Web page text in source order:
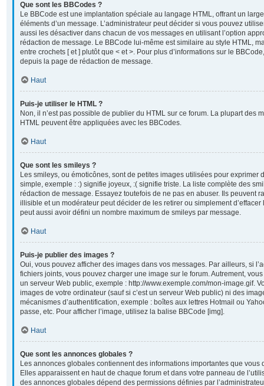
Que sont les BBCodes ?
Le BBCode est une implantation spéciale au langage HTML, offrant un
éléments d’un message. L’administrateur peut décider si vous pouvez
aussi les désactiver dans chacun de vos messages en utilisant l’option
rédaction de message. Le BBCode lui-même est similaire au style HTML,
entre crochets [ et ] plutôt que < et >. Pour plus d’informations sur le
depuis la page de rédaction de message.
Haut
Puis-je utiliser le HTML ?
Non, il n’est pas possible de publier du HTML sur ce forum. La plupart des
HTML peuvent être appliquées avec les BBCodes.
Haut
Que sont les smileys ?
Les smileys, ou émoticônes, sont de petites images utilisées pour exprimer
simple, exemple : :) signifie joyeux, :( signifie triste. La liste complète des
rédaction de message. Essayez toutefois de ne pas en abuser. Ils peuvent
illisible et un modérateur peut décider de les retirer ou simplement d’effacer
peut aussi avoir défini un nombre maximum de smileys par message.
Haut
Puis-je publier des images ?
Oui, vous pouvez afficher des images dans vos messages. Par ailleurs, si
fichiers joints, vous pouvez charger une image sur le forum. Autrement,
un serveur Web public, exemple : http://www.exemple.com/mon-image.gif.
images de votre ordinateur (sauf si c’est un serveur Web public) ni des
mécanismes d’authentification, exemple : boîtes aux lettres Hotmail ou
passe, etc. Pour afficher l’image, utilisez la balise BBCode [img].
Haut
Que sont les annonces globales ?
Les annonces globales contiennent des informations importantes que vous
Elles apparaissent en haut de chaque forum et dans votre panneau de
des annonces globales dépend des permissions définies par